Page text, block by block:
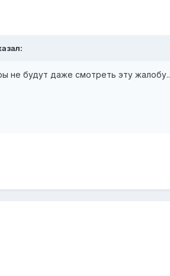
не будут даже смотреть эту жалобу..